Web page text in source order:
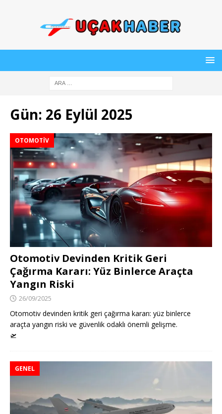
Gün: 26 Eylül 2025
OTOMOTIV
Otomotiv Devinden Kritik Geri
Çağırma Kararı: Yüz Binlerce Araçta
Yangın Riski
26/09/2025
Otomotiv devinden kritik geri çağırma kararı: yüz binlerce
araçta yangın riski ve güvenlik odaklı önemli gelişme.
🛫
GENEL